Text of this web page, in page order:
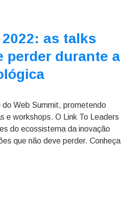
as talks
perder durante a
do Web Summit, prometendo
e workshops. O Link To Leaders
do ecossistema da inovação
que não deve perder. Conheça